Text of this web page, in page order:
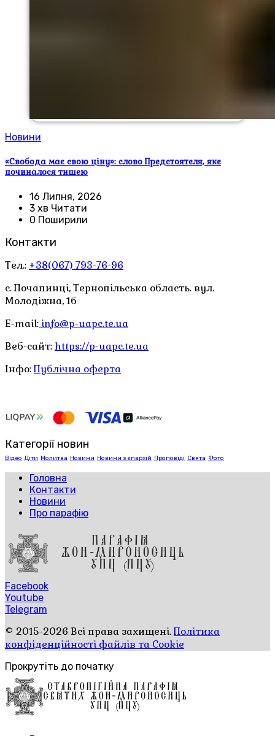
Новини
«Свобода має свою ціну»: слово Предстоятеля, яке
починалося тишею
16 Липня, 2026
3 хв Читати
0 Поширили
Контакти
Тел.: +38(067) 793-76-96
с. Почапинці, Тернопільська область. вул.
Молодіжна, 1б
E-mail: info@p-uapc.te.ua
Веб-сайт: https://p-uapc.te.ua
Інфо:Публічна оферта
Категорії новин
Відео Діти Молитва Новини Новини з єпархій Проповіді Свята Фото
Головна
Контакти
Новини
Про парафію
Facebook
Youtube
Telegram
© 2015-2026 Всі права захищені.Політика
конфіденційності файлів та Cookie
Прокрутіть до початку